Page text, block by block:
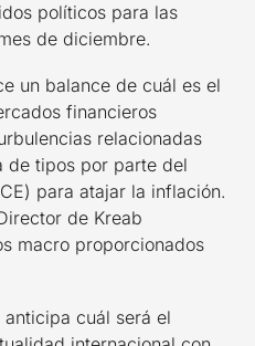
políticos para las
de diciembre.
un balance de cuál es el
financieros
relacionadas
de tipos por parte del
para atajar la inflación.
de Kreab
macro proporcionados
cuál será el